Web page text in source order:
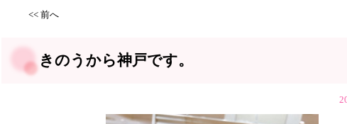
<< 前へ
きのうから神戸です。